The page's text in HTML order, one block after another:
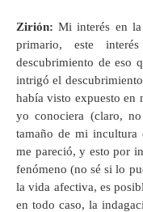
Zirión:Mi interés en
primario, este
descubrimiento de eso
intrigó el
había visto expuesto en
yo conociera (claro,
tamaño de mi incultura
me pareció, y esto por
fenómeno (no sé si lo
la vida afectiva, es
en todo caso, la